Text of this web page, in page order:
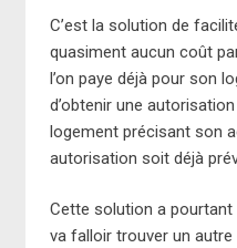
C’est la solution de
quasiment aucun coût
l’on paye déjà pour son
d’obtenir une
logement précisant son
autorisation soit déjà
Cette solution a
va falloir trouver un